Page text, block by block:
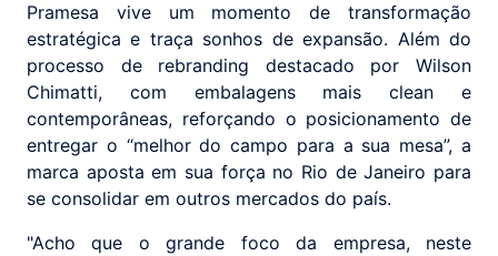
Pramesa vive um momento de transformação
estratégica e traça sonhos de expansão. Além do
processo de rebranding destacado por Wilson
Chimatti, com embalagens mais clean e
contemporâneas, reforçando o posicionamento de
entregar o “melhor do campo para a sua mesa”, a
marca aposta em sua força no Rio de Janeiro para
se consolidar em outros mercados do país.
"Acho que o grande foco da empresa, neste